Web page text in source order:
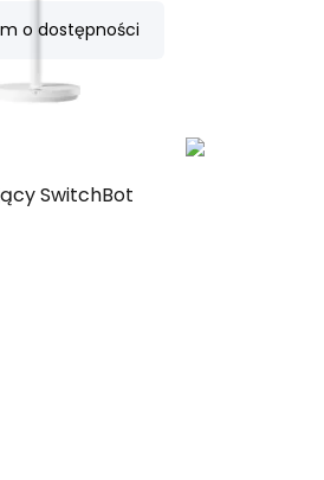
o dostępności
SwitchBot